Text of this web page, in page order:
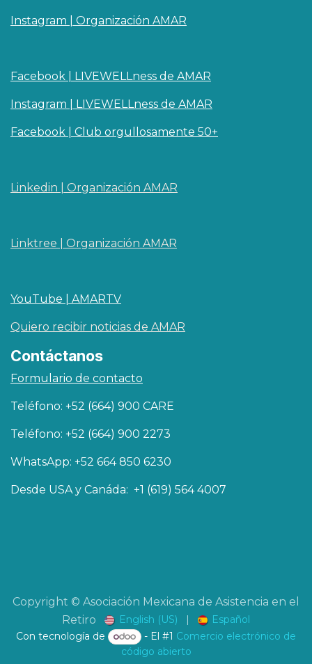
Instagram | Organización AMAR
Facebook | LIVEWELLness de AMAR
Instagram | LIVEWELLness de AMAR
Facebook | Club orgullosamente 50+
Linkedin | O​rganización AMAR
Linktree | Organización AMAR
YouTube | AMARTV
Quiero recibir noticias de AMAR
Contáctanos
Formulario de contacto
Teléfono: +52 (664) 900 CARE
Teléfono: +52 (664) 900 2273
WhatsApp: +52 664 850 6230
Desde USA y Canáda: +1 (619) 564 4007
Copyright © Asociación Mexicana de Asistencia en el
Retiro
English (US) |
Español
Con tecnología de
- El #1 Comercio electrónico de
código abierto